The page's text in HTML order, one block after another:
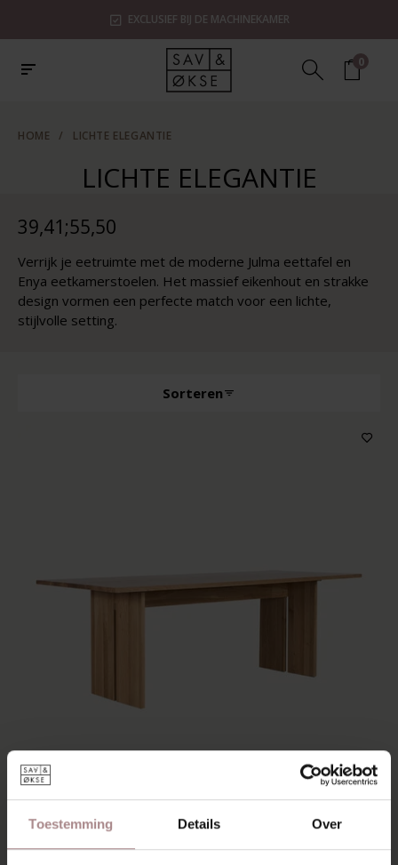
Toestemming Details Over
EXCLUSIEF BIJ DE MACHINEKAMER
0
HOME / LICHTE ELEGANTIE
LICHTE ELEGANTIE
39,41;55,50
Verrijk je eetruimte met de moderne Julma eettafel en
Enya eetkamerstoelen. Het massief eikenhout en strakke
design vormen een perfecte match voor een lichte,
stijlvolle setting.
Sorteren
JULMA | EIKEN